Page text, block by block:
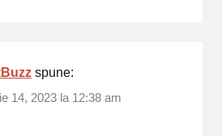
spune:
14, 2023 la 12:38 am